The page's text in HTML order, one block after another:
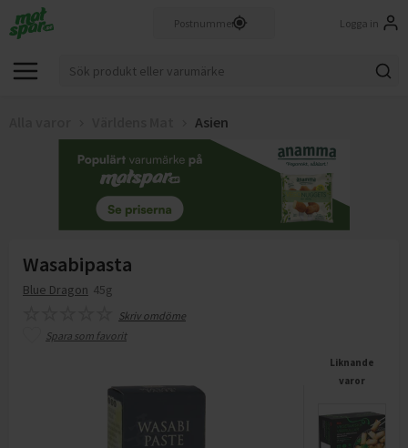
Logga in
Asien
Wasabipasta
Blue Dragon 45g
Skriv omdöme
Spara som favorit
Liknande
varor